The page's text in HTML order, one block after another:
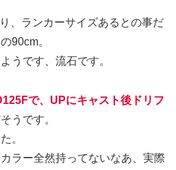
、ランカーサイズあるとの事だ
90cm。
うです、流石です。
で、UPにキャスト後ドリフ
うです。
。
ラー全然持ってないなあ、実際